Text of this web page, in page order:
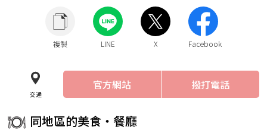
複製 LINE X Facebook
交通
官方網站 撥打電話
同地區的美食・餐廳